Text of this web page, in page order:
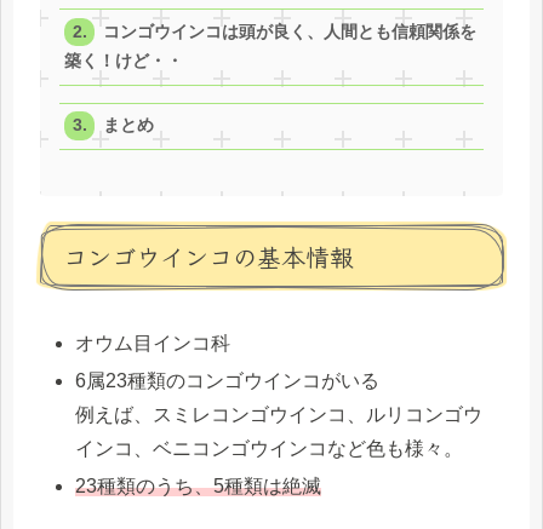
コンゴウインコは頭が良く、人間とも信頼関係を
築く！けど・・
まとめ
コンゴウインコの基本情報
オウム目インコ科
6属23種類のコンゴウインコがいる
例えば、スミレコンゴウインコ、ルリコンゴウ
インコ、ベニコンゴウインコなど色も様々。
23種類のうち、5種類は絶滅